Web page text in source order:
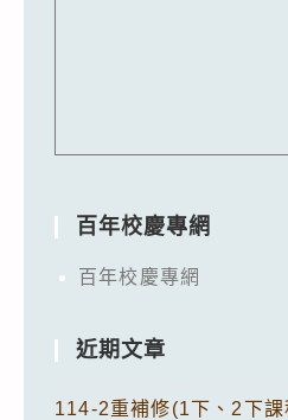
百年校慶專網
百年校慶專網
近期文章
114-2重補修(1下、2下